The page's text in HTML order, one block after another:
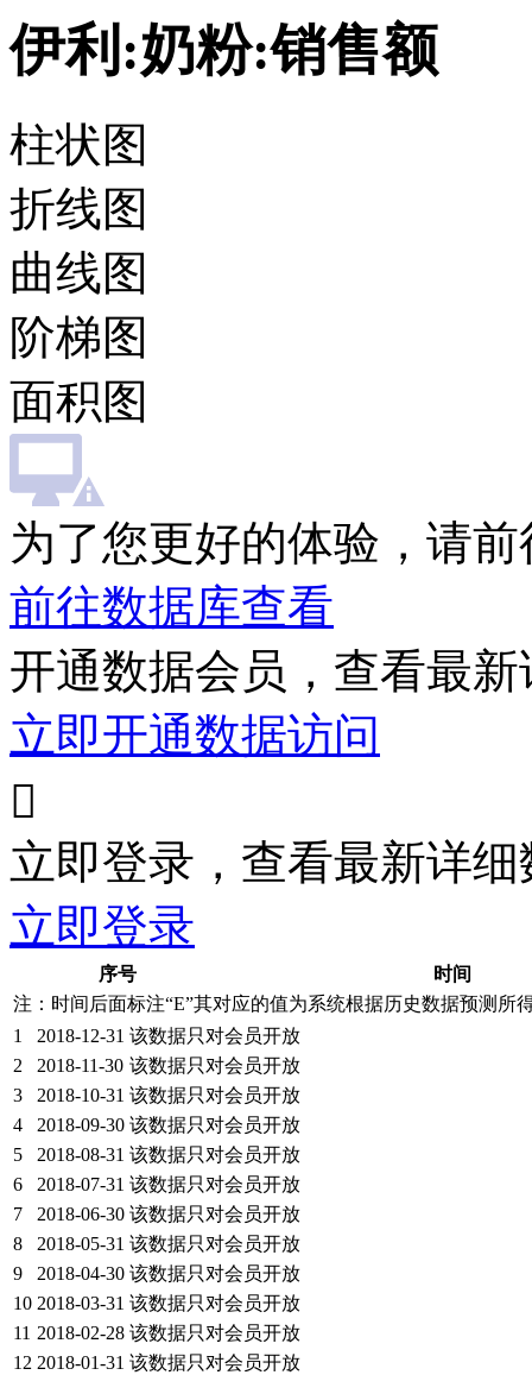
伊利:奶粉:销售额
柱状图
折线图
曲线图
阶梯图
面积图
为了您更好的体验，请
前往数据库查看
开通数据会员，查看最
立即开通数据访问

立即登录，查看最新详细
立即登录
序号
时间
注：时间后面标注“E”其对应的值为系统根据历史数据预测所
1
2018-12-31 该数据只对会员开放
2
2018-11-30 该数据只对会员开放
3
2018-10-31 该数据只对会员开放
4
2018-09-30 该数据只对会员开放
5
2018-08-31 该数据只对会员开放
6
2018-07-31 该数据只对会员开放
7
2018-06-30 该数据只对会员开放
8
2018-05-31 该数据只对会员开放
9
2018-04-30 该数据只对会员开放
10 2018-03-31 该数据只对会员开放
11 2018-02-28 该数据只对会员开放
12 2018-01-31 该数据只对会员开放